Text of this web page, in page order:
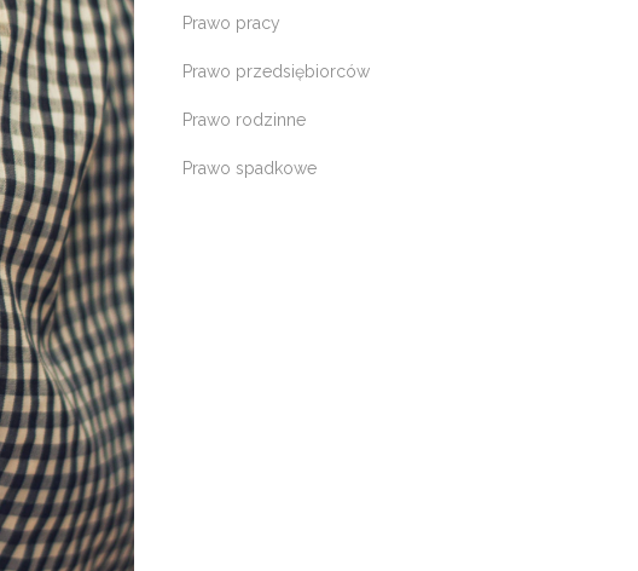
Prawo pracy
Prawo przedsiębiorców
Prawo rodzinne
Prawo spadkowe